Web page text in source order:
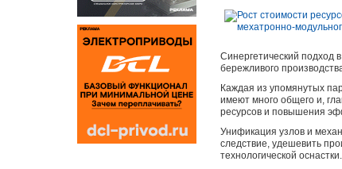
Синергетический подход
бережливого
Каждая из упомянутых
имеют много общего и,
ресурсов и повышения
Унификация узлов и
следствие, удешевить
технологической оснастки.